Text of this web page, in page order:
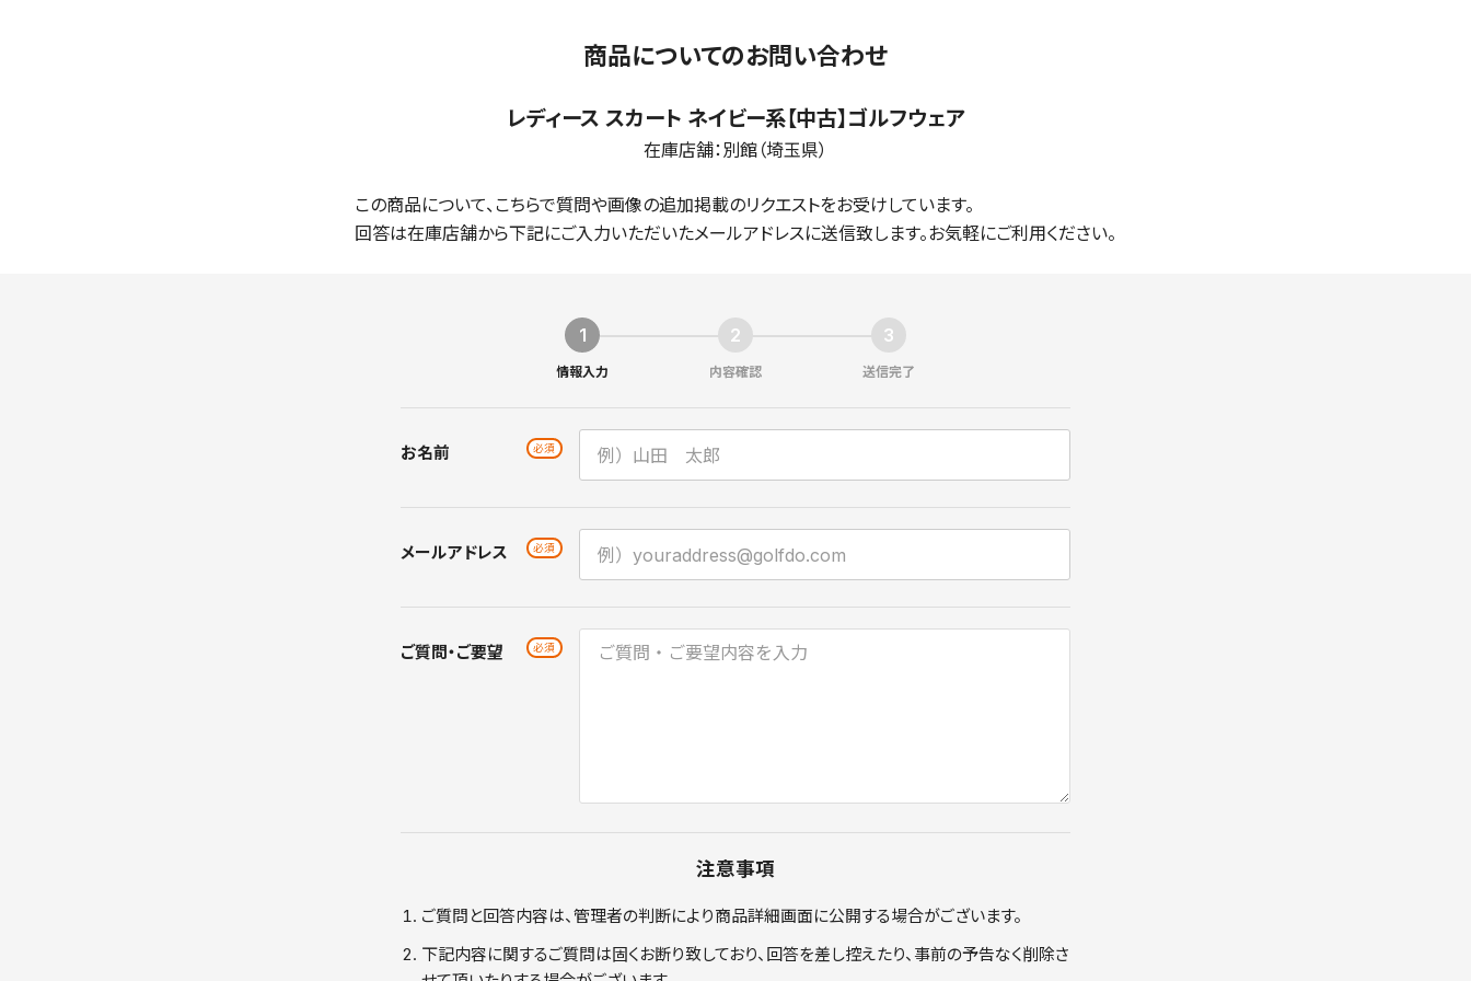
商品についてのお問い合わせ
レディース スカート ネイビー系【中古】ゴルフウェア
在庫店舗：別館（埼玉県）
この商品について、こちらで質問や画像の追加掲載のリクエストをお受けしています。
回答は在庫店舗から下記にご入力いただいたメールアドレスに送信致します。お気軽にご利用ください。
情報入力 内容確認 送信完了
お名前
メールアドレス
ご質問・ご要望
注意事項
ご質問と回答内容は、管理者の判断により商品詳細画面に公開する場合がございます。
下記内容に関するご質問は固くお断り致しており、回答を差し控えたり、事前の予告なく削除さ